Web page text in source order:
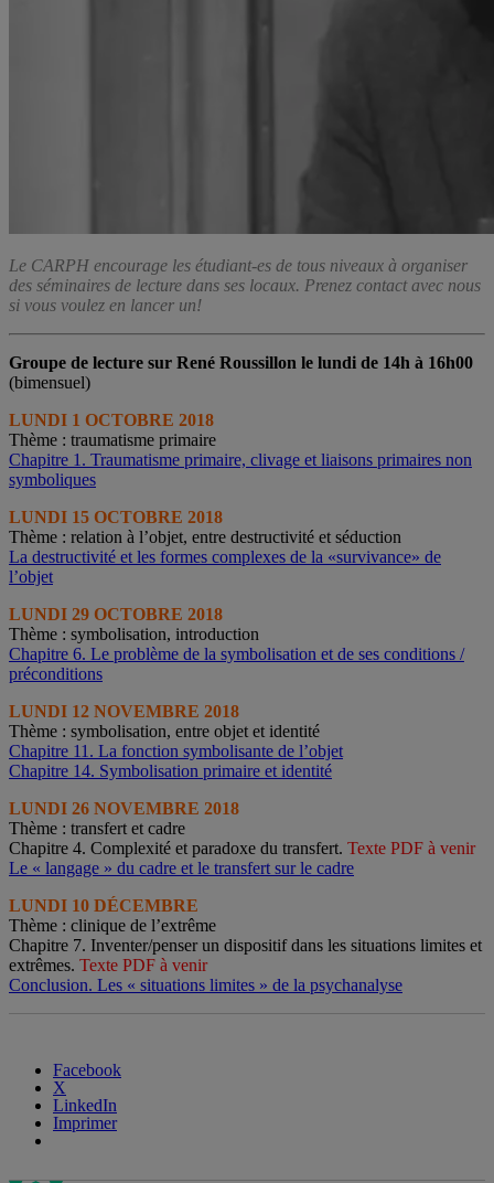
Le CARPH encourage les étudiant-es de tous niveaux à organiser
des séminaires de lecture dans ses locaux. Prenez contact avec nous
si vous voulez en lancer un!
Groupe de lecture sur René Roussillon le lundi de 14h à 16h00
(bimensuel)
LUNDI 1 OCTOBRE 2018
Thème : traumatisme primaire
Chapitre 1. Traumatisme primaire, clivage et liaisons primaires non
symboliques
LUNDI 15 OCTOBRE 2018
Thème : relation à l’objet, entre destructivité et séduction
La destructivité et les formes complexes de la «survivance» de
l’objet
LUNDI 29 OCTOBRE 2018
Thème : symbolisation, introduction
Chapitre 6. Le problème de la symbolisation et de ses conditions /
préconditions
LUNDI 12 NOVEMBRE 2018
Thème : symbolisation, entre objet et identité
Chapitre 11. La fonction symbolisante de l’objet
Chapitre 14. Symbolisation primaire et identité
LUNDI 26 NOVEMBRE 2018
Thème : transfert et cadre
Chapitre 4. Complexité et paradoxe du transfert. Texte PDF à venir
Le « langage » du cadre et le transfert sur le cadre
LUNDI 10 DÉCEMBRE
Thème : clinique de l’extrême
Chapitre 7. Inventer/penser un dispositif dans les situations limites et
extrêmes. Texte PDF à venir
Conclusion. Les « situations limites » de la psychanalyse
Facebook
X
LinkedIn
Imprimer